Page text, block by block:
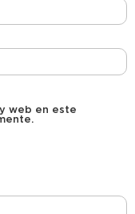
web en este